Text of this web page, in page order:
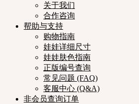
关于我们
合作咨询
帮助与支持
购物指南
娃娃详细尺寸
娃娃肤色指南
正版编号查询
常见问题 (FAQ)
客服中心 (Q&A)
非会员查询订单